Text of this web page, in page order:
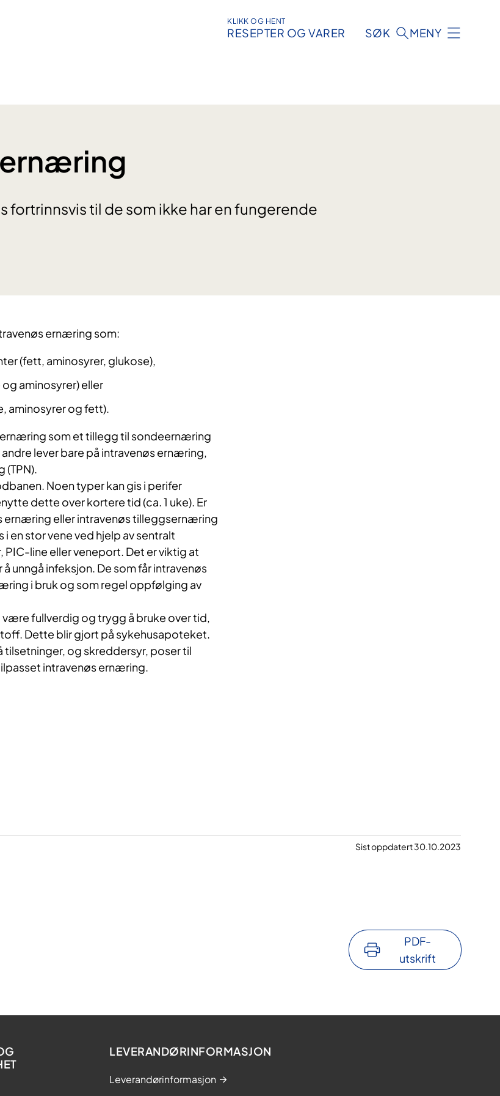
KLIKK OG HENT
RESEPTER OG VARER SØK MENY
fortrinnsvis til de som ikke har en fungerende
ernæring som:
(fett, aminosyrer, glukose),
aminosyrer) eller
aminosyrer og fett).
som et tillegg til sondeernæring
andre lever bare på intravenøs ernæring,
Noen typer kan gis i perifer
dette over kortere tid (ca. 1 uke). Er
ernæring eller intravenøs tilleggsernæring
en stor vene ved hjelp av sentralt
line eller veneport. Det er viktig at
unngå infeksjon. De som får intravenøs
i bruk og som regel oppfølging av
fullverdig og trygg å bruke over tid,
Dette blir gjort på sykehusapoteket.
og skreddersyr, poser til
intravenøs ernæring.
Sist oppdatert 30.10.2023
PDF-
utskrift
LEVERANDØRINFORMASJON
Leverandørinformasjon